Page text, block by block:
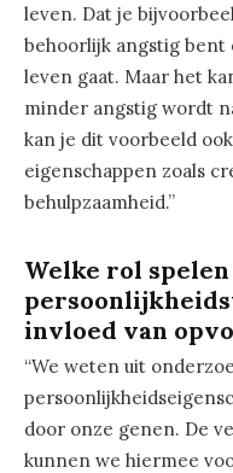
leven. Dat je
behoorlijk angstig bent
leven gaat. Maar het
minder angstig wordt
kan je dit voorbeeld
eigenschappen zoals
behulpzaamheid.”
Welke rol
invloed van
“We weten uit
door onze genen. De
kunnen we hiermee